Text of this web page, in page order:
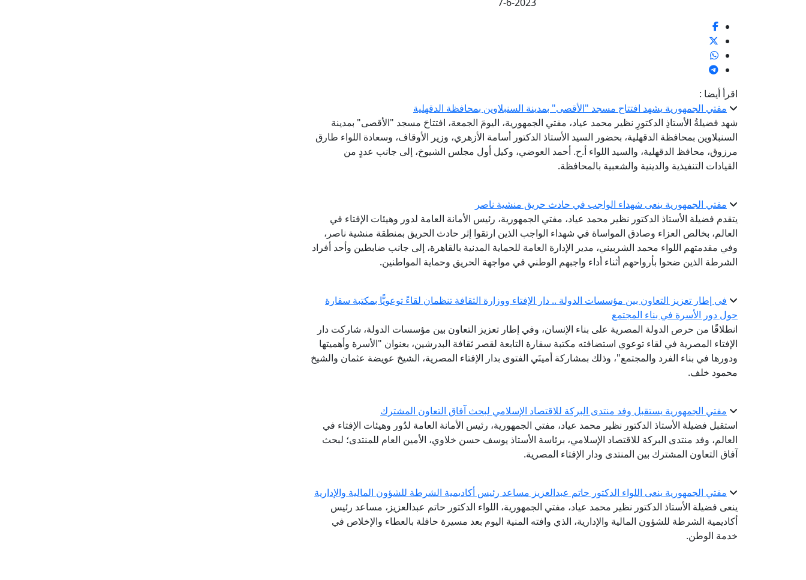
اقرأ أيضا :
مفتي الجمهورية يشهد افتتاح مسجد "الأقصى" بمدينة السنبلاوين بمحافظة الدقهلية
شهد فضيلةُ الأستاذِ الدكتورِ نظير محمد عياد، مفتي الجمهورية، اليومَ الجمعة، افتتاحَ مسجد "الأقصى" بمدينة
السنبلاوين بمحافظة الدقهلية، بحضور السيد الأستاذ الدكتور أسامة الأزهري، وزير الأوقاف، وسعادة اللواء طارق
مرزوق، محافظ الدقهلية، والسيد اللواء أ.ح. أحمد العوضي، وكيل أول مجلس الشيوخ، إلى جانب عددٍ من
القيادات التنفيذية والدينية والشعبية بالمحافظة.
مفتي الجمهورية ينعى شهداء الواجب في حادث حريق منشية ناصر
يتقدم فضيلة الأستاذ الدكتور نظير محمد عياد، مفتي الجمهورية، رئيس الأمانة العامة لدور وهيئات الإفتاء في
العالم، بخالص العزاء وصادق المواساة في شهداء الواجب الذين ارتقوا إثر حادث الحريق بمنطقة منشية ناصر،
وفي مقدمتهم اللواء محمد الشربيني، مدير الإدارة العامة للحماية المدنية بالقاهرة، إلى جانب ضابطين وأحد أفراد
الشرطة الذين ضحوا بأرواحهم أثناء أداء واجبهم الوطني في مواجهة الحريق وحماية المواطنين.
في إطار تعزيز التعاون بين مؤسسات الدولة .. دار الإفتاء ووزارة الثقافة تنظمان لقاءً توعويًّا بمكتبة سقارة
حول دور الأسرة في بناء المجتمع
انطلاقًا من حرص الدولة المصرية على بناء الإنسان، وفي إطار تعزيز التعاون بين مؤسسات الدولة، شاركت دار
الإفتاء المصرية في لقاء توعوي استضافته مكتبة سقارة التابعة لقصر ثقافة البدرشين، بعنوان "الأسرة وأهميتها
ودورها في بناء الفرد والمجتمع"، وذلك بمشاركة أمينَي الفتوى بدار الإفتاء المصرية، الشيخ عويضة عثمان والشيخ
محمود خلف.
مفتي الجمهورية يستقبل وفد منتدى البركة للاقتصاد الإسلامي لبحث آفاق التعاون المشترك
استقبل فضيلة الأستاذ الدكتور نظير محمد عياد، مفتي الجمهورية، رئيس الأمانة العامة لدُور وهيئات الإفتاء في
العالم، وفد منتدى البركة للاقتصاد الإسلامي، برئاسة الأستاذ يوسف حسن خلاوي، الأمين العام للمنتدى؛ لبحث
آفاق التعاون المشترك بين المنتدى ودار الإفتاء المصرية.
مفتي الجمهورية ينعى اللواء الدكتور حاتم عبدالعزيز مساعد رئيس أكاديمية الشرطة للشؤون المالية والإدارية
ينعى فضيلة الأستاذ الدكتور نظير محمد عياد، مفتي الجمهورية، اللواء الدكتور حاتم عبدالعزيز، مساعد رئيس
أكاديمية الشرطة للشؤون المالية والإدارية، الذي وافته المنية اليوم بعد مسيرة حافلة بالعطاء والإخلاص في
خدمة الوطن.